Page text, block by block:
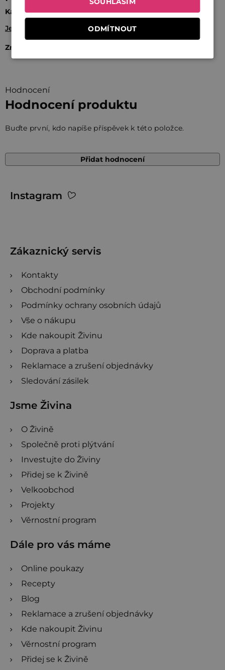
Kategorie
Jedlé dárky
Značka
Hodnocení
Hodnocení produktu
Buďte první, kdo napíše příspěvek k této položce.
Přidat hodnocení
Instagram
Zákaznický servis
Kontakty
Obchodní podmínky
Podmínky ochrany osobních údajů
Vše o nákupu
Kde nakoupit Živinu
Doprava a platba
Reklamace a zrušení objednávky
Sledování zásilek
Jsme Živina
O Živině
Společně proti plýtvání
Investujte do Živiny
Přidej se k Živině
Velkoobchod
Projekty
Věrnostní program
Dále pro vás máme
Online poukazy
Recepty
Blog
Reklamace a zrušení objednávky
Kde nakoupit Živinu
Věrnostní program
Přidej se k Živině
ODMÍTNOUT